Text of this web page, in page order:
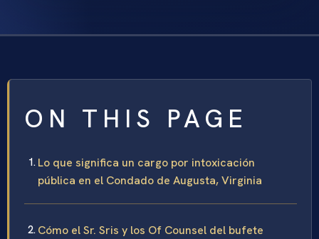
ON THIS PAGE
Lo que significa un cargo por intoxicación
pública en el Condado de Augusta, Virginia
Cómo el Sr. Sris y los Of Counsel del bufete